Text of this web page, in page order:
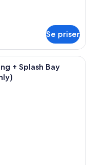
Se priser
hotellrum med en stor
+ Splash Bay